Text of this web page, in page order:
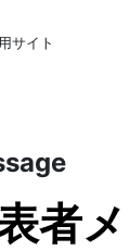
サイト
者